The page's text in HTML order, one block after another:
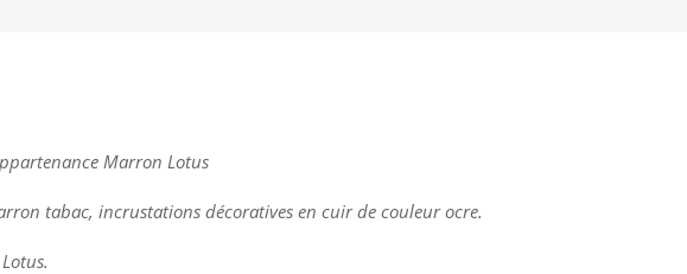
Marron Lotus
tabac, incrustations décoratives en cuir de couleur ocre.